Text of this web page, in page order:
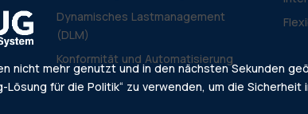
Dynamisches Lastmanagement
(DLM)
Konformität und Automatisierung
nicht mehr genutzt und in den nächsten Sekunden
Lösung für die Politik“ zu verwenden, um die